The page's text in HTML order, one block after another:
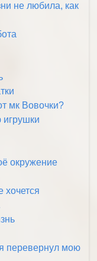
не любила, как
мк Вовочки?
игрушки
окружение
хочется
перевернул мою